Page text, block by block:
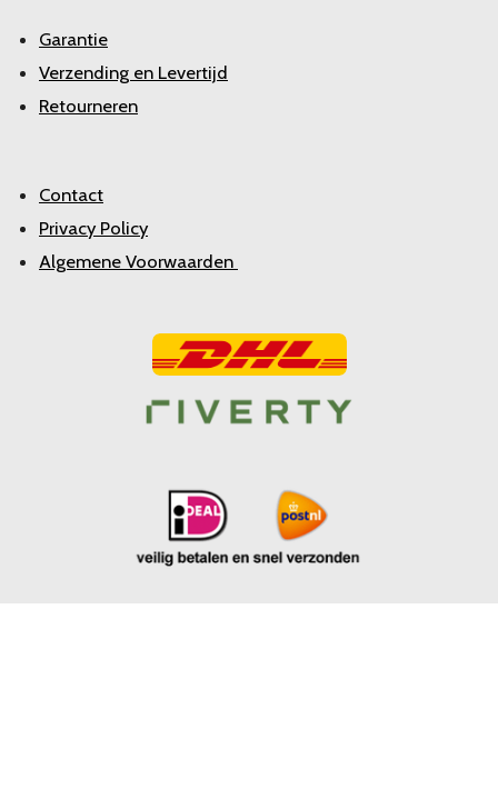
Garantie
Verzending en Levertijd
Retourneren
Contact
Privacy Policy
Algemene Voorwaarden